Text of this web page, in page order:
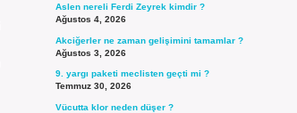
Aslen nereli Ferdi Zeyrek kimdir ?
Ağustos 4, 2026
Akciğerler ne zaman gelişimini tamamlar ?
Ağustos 3, 2026
9. yargı paketi meclisten geçti mi ?
Temmuz 30, 2026
Vücutta klor neden düşer ?